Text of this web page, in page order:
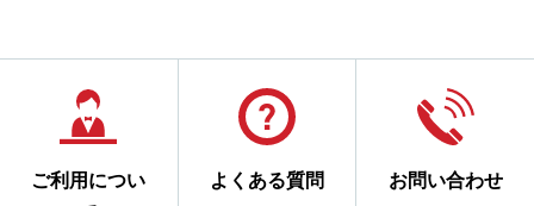
ご利用につい
よくある質問 お問い合わせ